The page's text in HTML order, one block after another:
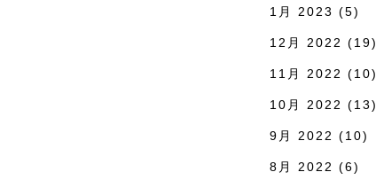
1月 2023 (5)
12月 2022 (19)
11月 2022 (10)
10月 2022 (13)
9月 2022 (10)
8月 2022 (6)